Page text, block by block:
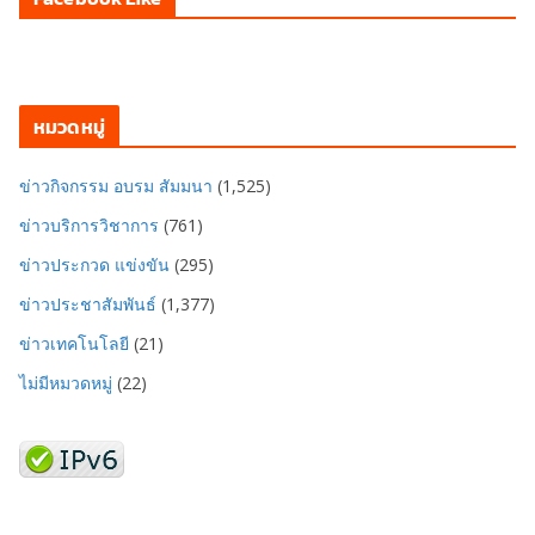
หมวดหมู่
ข่าวกิจกรรม อบรม สัมมนา (1,525)
ข่าวบริการวิชาการ (761)
ข่าวประกวด แข่งขัน (295)
ข่าวประชาสัมพันธ์ (1,377)
ข่าวเทคโนโลยี (21)
ไม่มีหมวดหมู่ (22)